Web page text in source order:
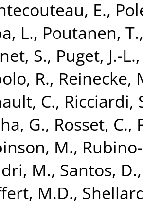
E.,
L., Poutanen, T.
S., Puget, J.-L.
R., Reinecke,
C., Ricciardi,
G., Rosset, C.,
M.,
M., Santos, D.
M.D.,